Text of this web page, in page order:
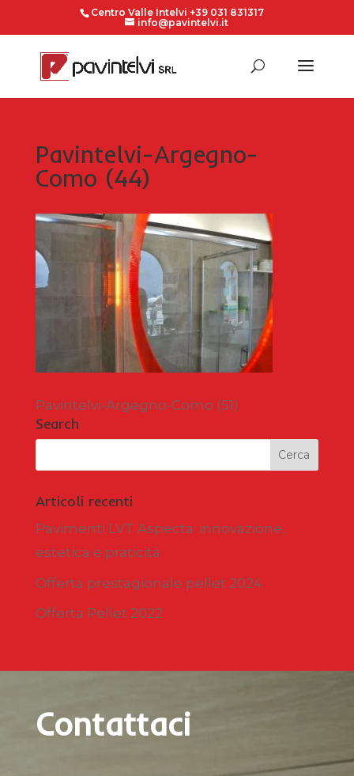
Centro Valle Intelvi +39 031 831317
info@pavintelvi.it
Pavintelvi-Argegno-
Como (44)
Pavintelvi-Argegno-Como (51)
Search
Articoli recenti
Pavimenti LVT Aspecta: innovazione,
estetica e praticità
Offerta prestagionale pellet 2024
Offerta Pellet 2022
Contattaci